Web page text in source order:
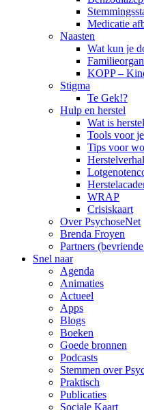
Medicatie
Naasten
Wat kun je
KOPP –
Stigma
Te Gek!?
Hulp en herstel
Wat is
Tools voor
Tips voor
WRAP
Crisiskaart
Over PsychoseNet
Brenda Froyen
Partners
Snel naar
Agenda
Animaties
Actueel
Apps
Blogs
Boeken
Goede bronnen
Podcasts
Stemmen over
Praktisch
Publicaties
Sociale Kaart